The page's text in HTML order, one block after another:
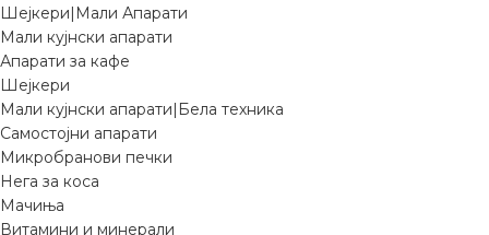
Шејкери|Мали Апарати
Мали кујнски апарати
Апарати за кафе
Шејкери
Мали кујнски апарати|Бела техника
Самостојни апарати
Микробранови печки
Нега за коса
Мачиња
Витамини и минерали